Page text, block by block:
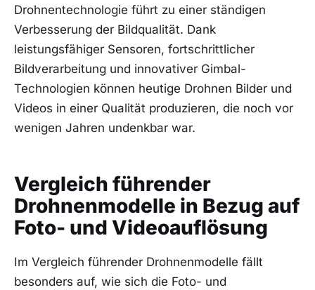
Drohnentechnologie führt‍ zu einer ständigen
‍Verbesserung der Bildqualität.‍ Dank
⁢leistungsfähiger Sensoren, fortschrittlicher
Bildverarbeitung und‌ innovativer Gimbal-
Technologien können heutige Drohnen Bilder und
Videos in einer Qualität produzieren, die noch vor
wenigen⁣ Jahren​ undenkbar war.
Vergleich führender
Drohnenmodelle in Bezug auf
Foto- ‌und Videoauflösung
Im Vergleich führender⁣ Drohnenmodelle fällt
‌besonders auf, wie sich die Foto- und